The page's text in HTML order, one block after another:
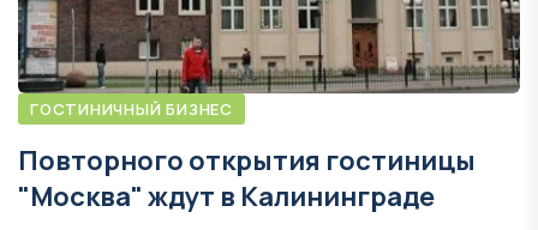
ГОСТИНИЧНЫЙ БИЗНЕС
Повторного открытия гостиницы
"Москва" ждут в Калининграде